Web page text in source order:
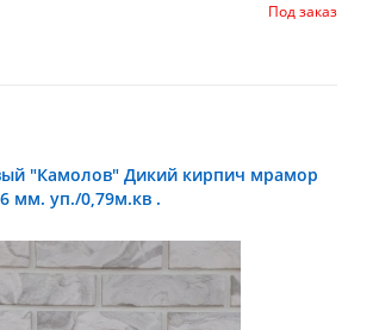
Под заказ
"Камолов" Дикий кирпич мрамор
мм. уп./0,79м.кв .